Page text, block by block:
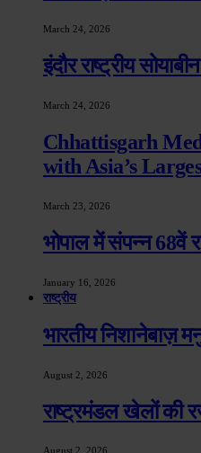
March 24, 2026
इंदौर राष्ट्रीय
March 24, 2026
Chhattisgarh
with Asia’s
March 23, 2026
भोपाल में संपन्न 68वें
January 16, 2026
राष्ट्रीय
भारतीय निशानेबाज़
August 2, 2026
राष्ट्रमंडल खेलों की
August 2, 2026